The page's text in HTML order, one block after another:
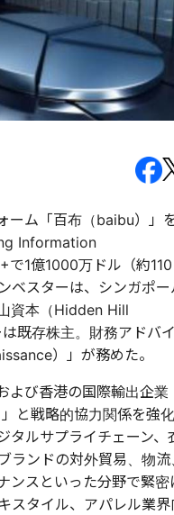
ーム「百布（baibu）」
Information
1億1000万ドル（約110
ベスターは、シンガポー
資本（Hidden Hill
既存株主。財務アドバ
）」が務めた。
よび香港の国際輸出企業
と戦略的協力関係を強化
タルサプライチェーン、
ランドの対外貿易、物流
ンスといった分野で緊密
スタイル、アパレル業界